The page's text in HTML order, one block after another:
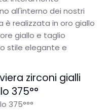
all'interno dei nostri
è realizzata in oro giallo
giallo e taglio
stile elegante e
zirconi gialli
375°°
375°°°